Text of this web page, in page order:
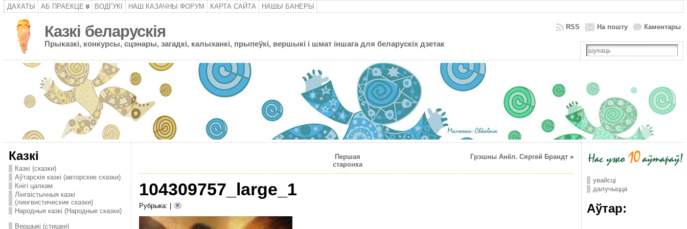
ДАХАТЫ АБ ПРАЕКЦЕ ВОДГУКІ НАШ КАЗАЧНЫ ФОРУМ КАРТА САЙТА НАШЫ БАНЕРЫ
Казкі беларускія
Прыказкі, конкурсы, сцэнары, загадкі, калыханкі, прыпеўкі, вершыкі і шмат іншага для беларускіх дзетак
Каментары
На пошту
RSS
Казкі
Казкі (сказки)
Аўтарскія казкі (авторские сказки)
Кнігі цалкам
Лінгвістычныя казкі
(лингвистические сказки)
Народныя казкі (Народные сказки)
Вершыкі (стишки)
Першая
старонка
Грэшны Анёл. Сяргей Брандт»
104309757_large_1
Рубрыка: |
увайсці
далучыцца
Аўтар: